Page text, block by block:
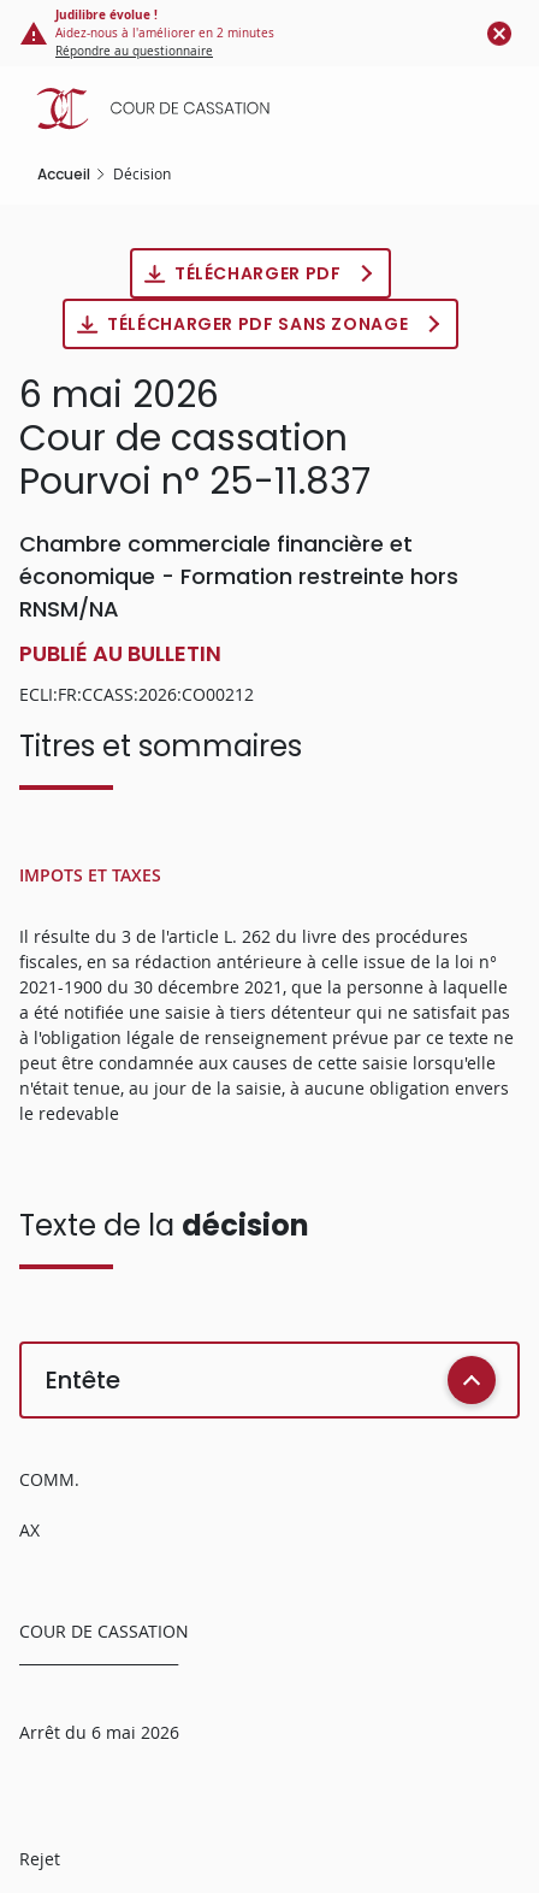
Panneau de gestion des cookies
contenu
principal
Judilibre évolue !
Aidez-nous à l'améliorer en 2 minutes
Répondre au questionnaire
Accueil Décision
TÉLÉCHARGER PDF
TÉLÉCHARGER PDF SANS ZONAGE
6 mai 2026
Cour de cassation
Pourvoi n° 25-11.837
Chambre commerciale financière et
économique - Formation restreinte hors
RNSM/NA
PUBLIÉ AU BULLETIN
ECLI:FR:CCASS:2026:CO00212
Titres et sommaires
IMPOTS ET TAXES
Il résulte du 3 de l'article L. 262 du livre des procédures
fiscales, en sa rédaction antérieure à celle issue de la loi n°
2021-1900 du 30 décembre 2021, que la personne à laquelle
a été notifiée une saisie à tiers détenteur qui ne satisfait pas
à l'obligation légale de renseignement prévue par ce texte ne
peut être condamnée aux causes de cette saisie lorsqu'elle
n'était tenue, au jour de la saisie, à aucune obligation envers
le redevable
Texte de la décision
Entête
COMM.
AX
COUR DE CASSATION
Arrêt du 6 mai 2026
Rejet